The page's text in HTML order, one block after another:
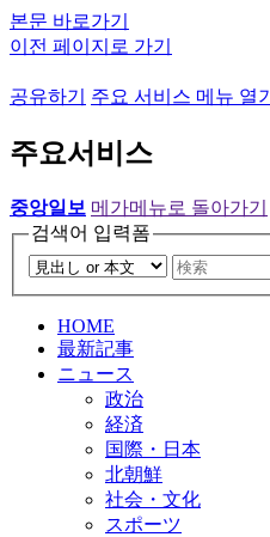
본문 바로가기
이전 페이지로 가기
공유하기 주요 서비스 메뉴 열기
주요서비스
중앙일보 메가메뉴로 돌아가기
검색어 입력폼
HOME
最新記事
ニュース
政治
経済
国際・日本
北朝鮮
社会・文化
スポーツ